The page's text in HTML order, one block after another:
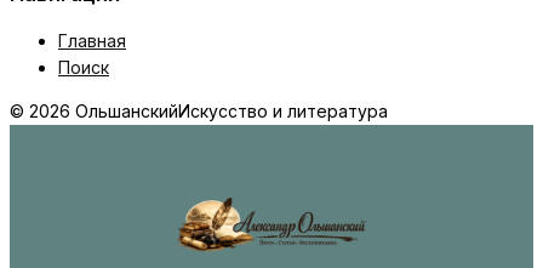
Главная
Поиск
© 2026 ОльшанскийИскусство и литература